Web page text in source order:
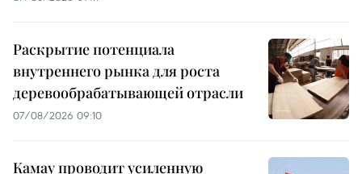
Раскрытие потенциала
внутреннего рынка для роста
деревообрабатывающей отрасли
07/08/2026 09:10
Камау проводит усиленную